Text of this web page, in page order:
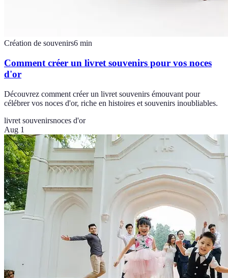
Création de souvenirs6 min
Comment créer un livret souvenirs pour vos noces
d'or
Découvrez comment créer un livret souvenirs émouvant pour
célébrer vos noces d'or, riche en histoires et souvenirs inoubliables.
livret souvenirsnoces d'or
Aug 1